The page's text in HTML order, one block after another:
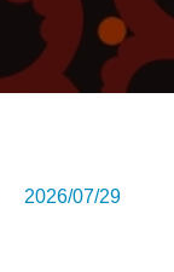
2026/07/29